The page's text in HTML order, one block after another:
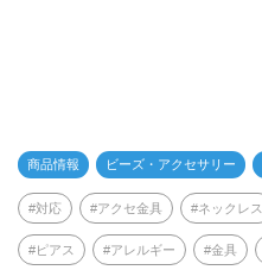
商品情報 ビーズ・アクセサリー
対応 アクセ金具 ネックレス
ピアス アレルギー 金具